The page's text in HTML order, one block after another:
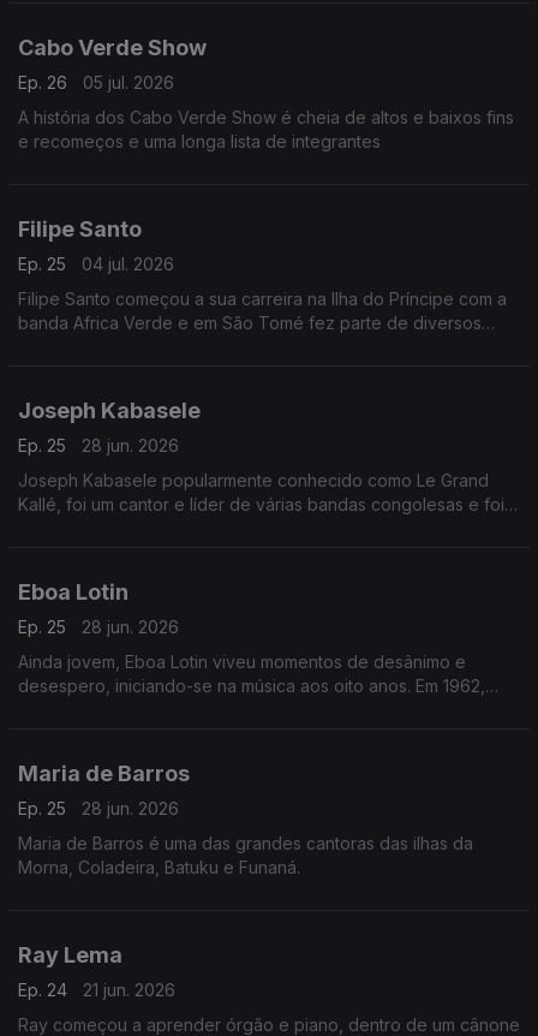
Cabo Verde Show
Ep. 26
05 jul. 2026
A história dos Cabo Verde Show é cheia de altos e baixos fins
e recomeços e uma longa lista de integrantes
Filipe Santo
Ep. 25
04 jul. 2026
Filipe Santo começou a sua carreira na Ilha do Príncipe com a
banda Africa Verde e em São Tomé fez parte de diversos
Joseph Kabasele
Ep. 25
28 jun. 2026
Joseph Kabasele popularmente conhecido como Le Grand
Kallé, foi um cantor e líder de várias bandas congolesas e foi
Eboa Lotin
Ep. 25
28 jun. 2026
Ainda jovem, Eboa Lotin viveu momentos de desânimo e
desespero, iniciando-se na música aos oito anos. Em 1962,
Maria de Barros
Ep. 25
28 jun. 2026
Maria de Barros é uma das grandes cantoras das ilhas da
Morna, Coladeira, Batuku e Funaná.
Ray Lema
Ep. 24
21 jun. 2026
Ray começou a aprender órgão e piano, dentro de um cânone